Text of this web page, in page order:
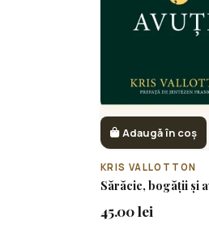
Adaugă în coș
KRIS VALLOTTON
Sărăcie, bogății și
45.00 lei